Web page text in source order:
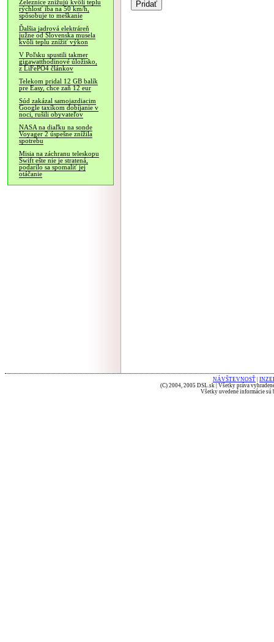
Železnice znižujú kvôli teplu
rýchlosť iba na 50 km/h,
spôsobuje to meškanie
Ďalšia jadrová elektráreň
južne od Slovenska musela
kvôli teplu znížiť výkon
V Poľsku spustili takmer
gigawatthodinové úložisko,
z LiFePO4 článkov
Telekom pridal 12 GB balík
pre Easy, chce zaň 12 eur
Súd zakázal samojazdiacim
Google taxíkom dobíjanie v
noci, rušili obyvateľov
NASA na diaľku na sonde
Voyager 2 úspešne znížila
spotrebu
Misia na záchranu teleskopu
Swift ešte nie je stratená,
podarilo sa spomaliť jej
otáčanie
NÁVŠTEVNOSŤ
(C) 2004, 2005 DSL.sk | Všetky práva
Všetky uvedené informácie sú